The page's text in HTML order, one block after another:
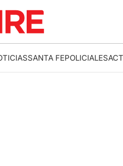
SANTA FEPOLICIALES